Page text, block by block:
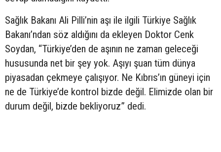
Sağlık Bakanı Ali Pilli’nin aşı ile ilgili Türkiye Sağlık
Bakanı’ndan söz aldığını da ekleyen Doktor Cenk
Soydan, “Türkiye’den de aşının ne zaman geleceği
hususunda net bir şey yok. Aşıyı şuan tüm dünya
piyasadan çekmeye çalışıyor. Ne Kıbrıs’ın güneyi için
ne de Türkiye’de kontrol bizde değil. Elimizde olan bir
durum değil, bizde bekliyoruz” dedi.